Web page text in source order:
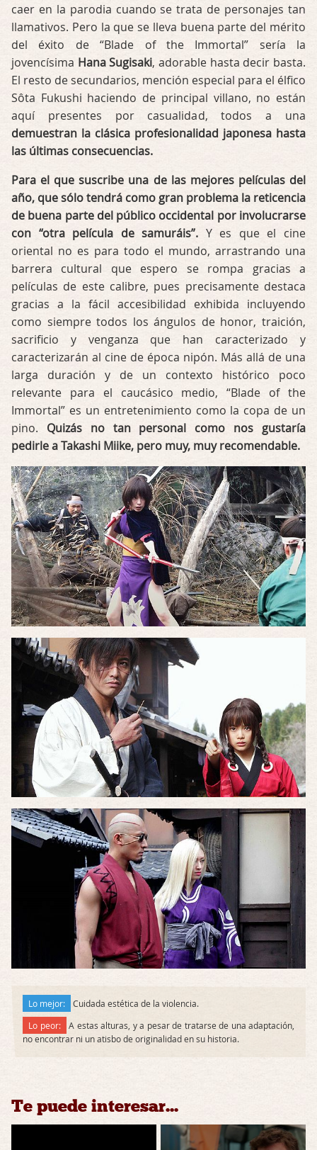
caer en la parodia cuando se trata de personajes tan
llamativos. Pero la que se lleva buena parte del mérito
del éxito de “Blade of the Immortal” sería la
jovencísima Hana Sugisaki, adorable hasta decir basta.
El resto de secundarios, mención especial para el élfico
Sôta Fukushi haciendo de principal villano, no están
aquí presentes por casualidad, todos a una
demuestran la clásica profesionalidad japonesa hasta
las últimas consecuencias.
Para el que suscribe una de las mejores películas del
año, que sólo tendrá como gran problema la reticencia
de buena parte del público occidental por involucrarse
con “otra película de samuráis”. Y es que el cine
oriental no es para todo el mundo, arrastrando una
barrera cultural que espero se rompa gracias a
películas de este calibre, pues precisamente destaca
gracias a la fácil accesibilidad exhibida incluyendo
como siempre todos los ángulos de honor, traición,
sacrificio y venganza que han caracterizado y
caracterizarán al cine de época nipón. Más allá de una
larga duración y de un contexto histórico poco
relevante para el caucásico medio, “Blade of the
Immortal” es un entretenimiento como la copa de un
pino. Quizás no tan personal como nos gustaría
pedirle a Takashi Miike, pero muy, muy recomendable.
Lo mejor:
Cuidada estética de la violencia.
Lo peor:
A estas alturas, y a pesar de tratarse de una adaptación,
no encontrar ni un atisbo de originalidad en su historia.
Te puede interesar...